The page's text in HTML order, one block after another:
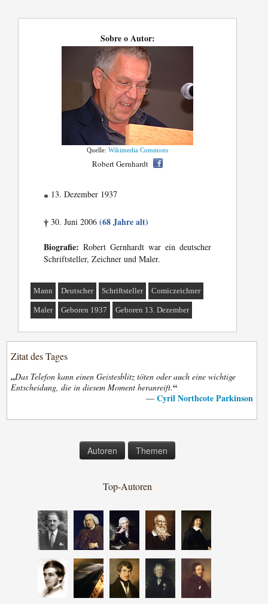
Sobre o Autor:
Quelle:Wikimedia Commons
Robert Gernhardt
* 13. Dezember 1937
† 30. Juni 2006(68 Jahre alt)
Biografie: Robert Gernhardt war ein deutscher
Schriftsteller, Zeichner und Maler.
Mann Deutscher Schriftsteller Comiczeichner
Maler Geboren 1937 Geboren 13. Dezember
Zitat des Tages
„Das Telefon kann einen Geistesblitz töten oder auch eine wichtige
Entscheidung, die in diesem Moment heranreift.“
— Cyril Northcote Parkinson
Autoren Themen
Top-Autoren